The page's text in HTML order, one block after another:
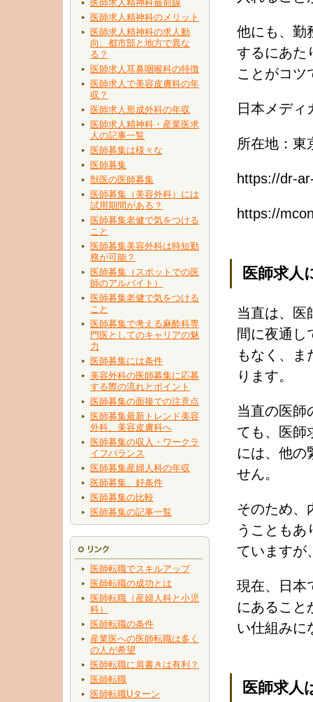
医師求人精神科最前線
医師求人精神科のメリット
医師求人精神科の求人動
向、都市部と地方で異な
る？
医師求人耳鼻咽喉科の特徴
医師求人で美容皮膚科の年
収？
医師求人形成外科の年収
医師求人精神科・産業医求
人の記事一覧
医師募集は様々な
医師募集
獣医の医師募集
医師募集（美容外科）には
試用期間がある？
医師募集老健で気をつける
こと
医師募集美容外科は時短勤
務が可能？
医師募集（スポットでの医
師のアルバイト）
医師募集老健で気をつける
こと
医師募集で考える麻酔科専
門医としてのキャリアの魅
力
医師募集には条件
美容外科の医師募集に応募
する際の流れとポイント
医師募集の面接での注意点
医師募集最新トレンド美容
外科、美容皮膚科へ
医師募集の収入・ワークラ
イフバランス
医師募集産婦人科の年収
医師募集、好条件
医師募集の比較
医師募集の記事一覧
医師転職でスキルアップ
医師転職の成功とは
医師転職（産婦人科と小児
科）
医師転職の条件
産業医への医師転職は多く
の人が希望
医師転職に肩書きは有利？
医師転職
医師転職Uターン
他にも、勤
するにあた
ことがコツ
日本メディ
所在地：東
https://dr-
https://
医師求人
当直は、医
間に夜通し
もなく、ま
ります。
当直の医師
ても、医師
には、他の
せん。
そのため、
うこともあ
ていますが
現在、日本
にあること
い仕組みに
医師求人